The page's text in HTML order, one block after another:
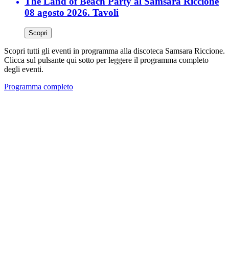
08 agosto 2026. Tavoli
Scopri
Scopri tutti gli eventi in programma alla discoteca Samsara Riccione.
Clicca sul pulsante qui sotto per leggere il programma completo
degli eventi.
Programma completo